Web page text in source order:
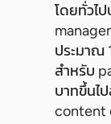
โดยทั่วไ
ประมาณ
สำหรับ
บาทขึ้นไ
content